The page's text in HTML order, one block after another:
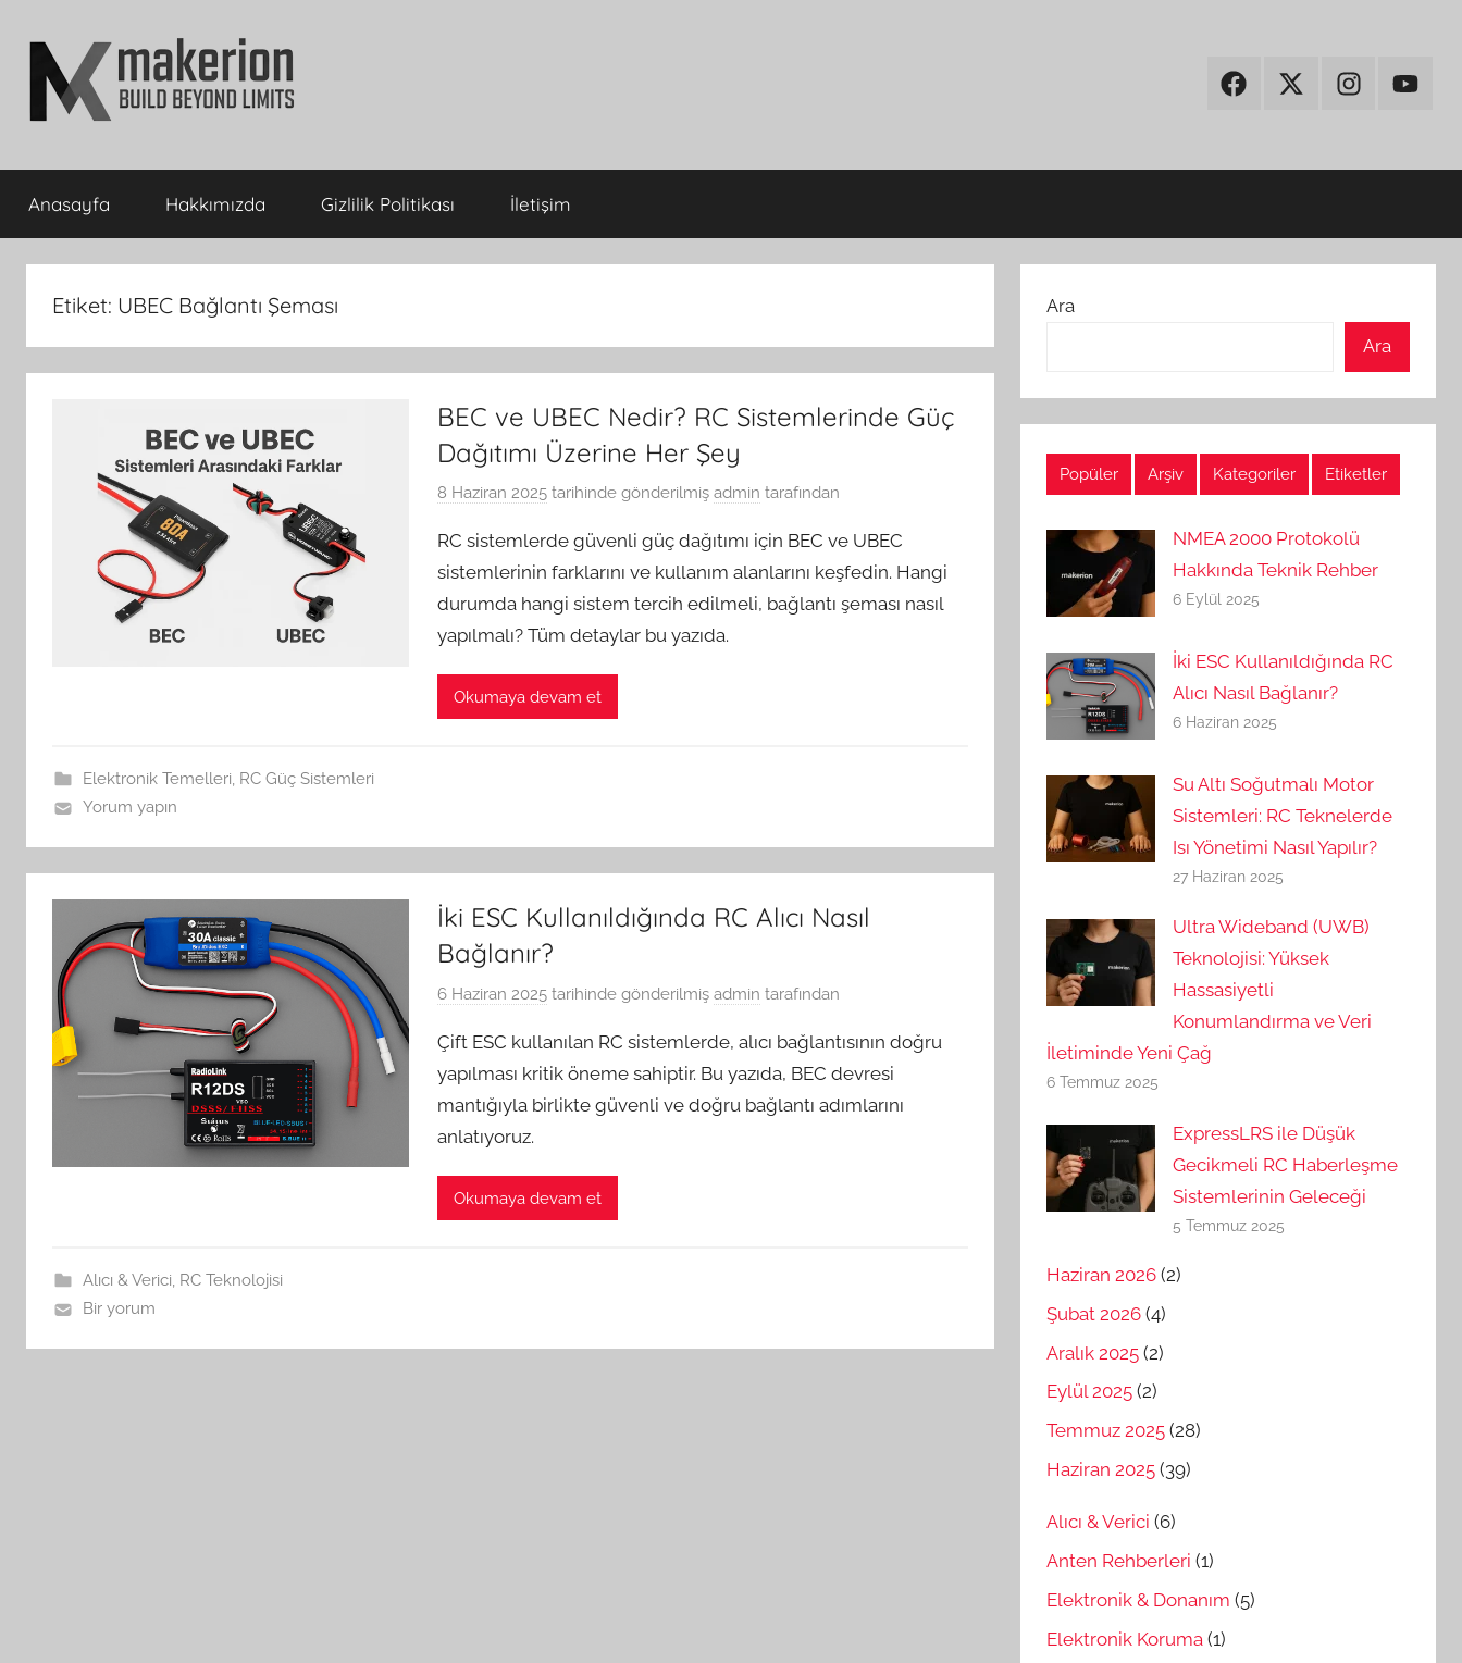
atla
makerion
Blog
Beyond
Limits
FacebookTwitterInstagramYoutube
Anasayfa Hakkımızda Gizlilik Politikası İletişim
Etiket: UBEC Bağlantı Şeması
BEC ve UBEC Nedir? RC Sistemlerinde Güç
Dağıtımı Üzerine Her Şey
8 Haziran 2025tarihinde gönderilmiş admin tarafından
RC sistemlerde güvenli güç dağıtımı için BEC ve UBEC
sistemlerinin farklarını ve kullanım alanlarını keşfedin. Hangi
durumda hangi sistem tercih edilmeli, bağlantı şeması nasıl
yapılmalı? Tüm detaylar bu yazıda.
Okumaya devam et
Elektronik Temelleri, RC Güç Sistemleri
Yorum yapın
İki ESC Kullanıldığında RC Alıcı Nasıl
Bağlanır?
6 Haziran 2025tarihinde gönderilmiş admin tarafından
Çift ESC kullanılan RC sistemlerde, alıcı bağlantısının doğru
yapılması kritik öneme sahiptir. Bu yazıda, BEC devresi
mantığıyla birlikte güvenli ve doğru bağlantı adımlarını
anlatıyoruz.
Okumaya devam et
Alıcı & Verici, RC Teknolojisi
Bir yorum
Ara
Ara
Popüler Arşiv Kategoriler Etiketler
NMEA 2000 Protokolü
Hakkında Teknik Rehber
6 Eylül 2025
İki ESC Kullanıldığında RC
Alıcı Nasıl Bağlanır?
6 Haziran 2025
Su Altı Soğutmalı Motor
Sistemleri: RC Teknelerde
Isı Yönetimi Nasıl Yapılır?
27 Haziran 2025
Ultra Wideband (UWB)
Teknolojisi: Yüksek
Hassasiyetli
Konumlandırma ve Veri
İletiminde Yeni Çağ
6 Temmuz 2025
ExpressLRS ile Düşük
Gecikmeli RC Haberleşme
Sistemlerinin Geleceği
5 Temmuz 2025
Haziran 2026 (2)
Şubat 2026 (4)
Aralık 2025 (2)
Eylül 2025 (2)
Temmuz 2025 (28)
Haziran 2025 (39)
Alıcı & Verici (6)
Anten Rehberleri (1)
Elektronik & Donanım (5)
Elektronik Koruma (1)